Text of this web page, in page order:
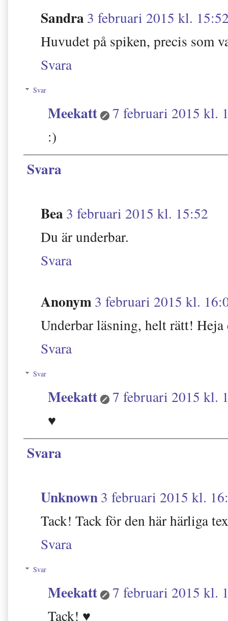
Sandra3 februari 2015 kl.
Huvudet på spiken, precis som
Svara
Svar
Meekatt
7 februari 2015 kl.
:)
Svara
Bea3 februari 2015 kl. 15:52
Du är underbar.
Svara
Anonym3 februari 2015 kl.
Underbar läsning, helt rätt!
Svara
Svar
Meekatt
7 februari 2015 kl.
♥
Svara
Unknown3 februari 2015 kl.
Tack! Tack för den här härliga
Svara
Svar
Meekatt
7 februari 2015 kl.
Tack! ♥